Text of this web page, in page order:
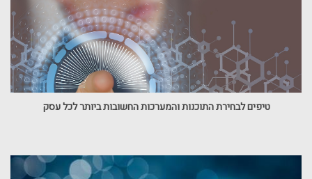
טיפים לבחירת התוכנות והמערכות החשובות ביותר לכל עסק